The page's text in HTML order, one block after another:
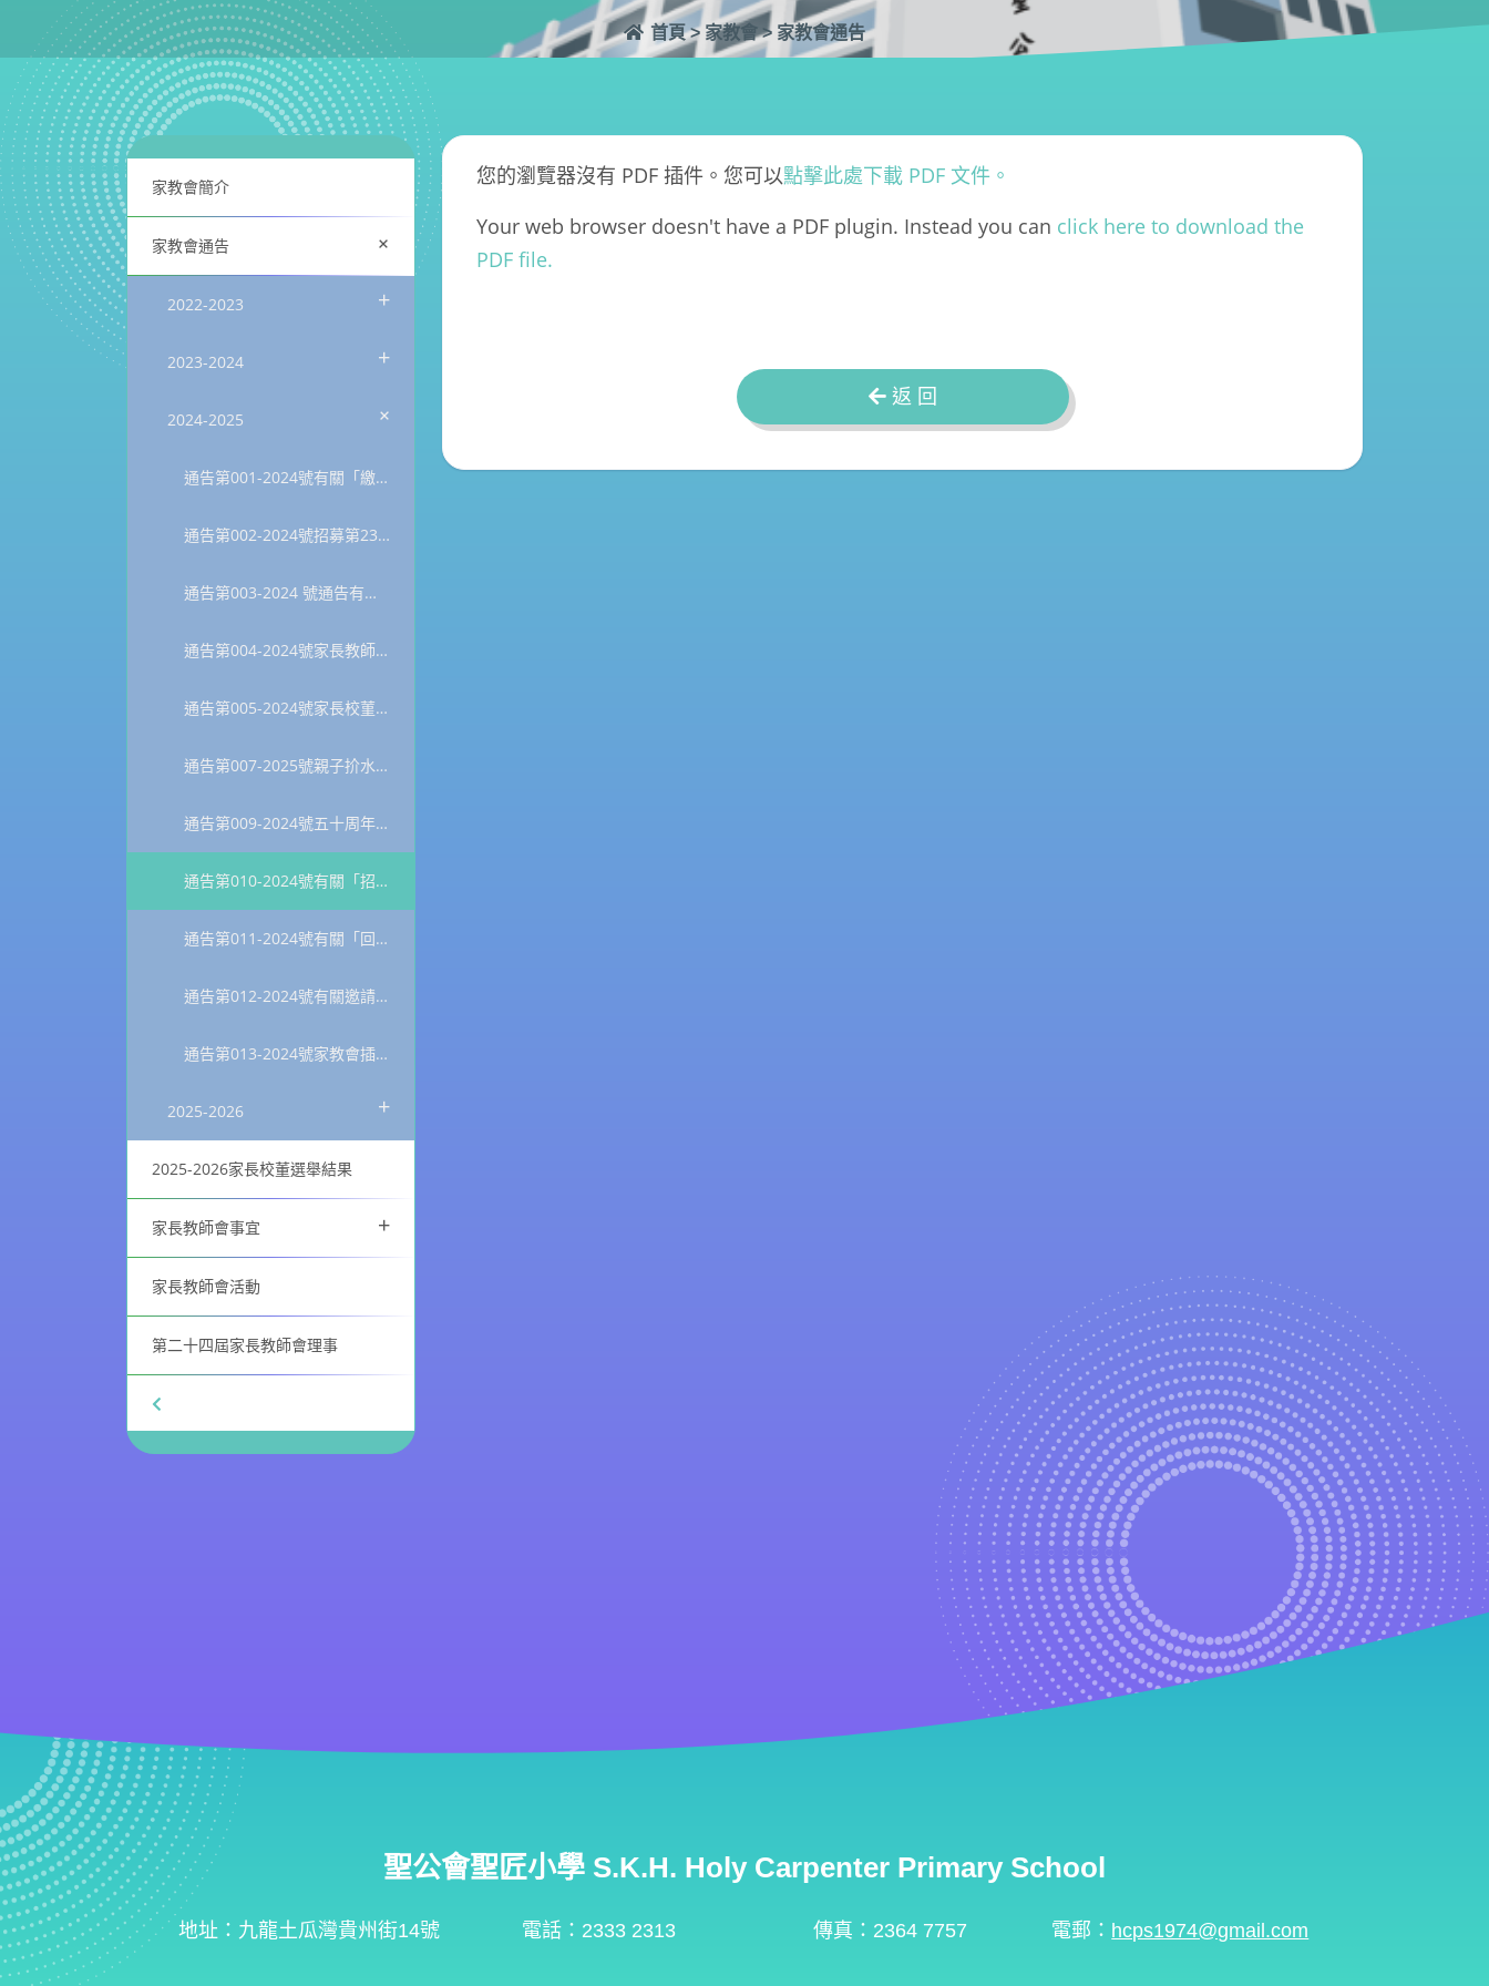
首頁 > 家教會 > 家教會通告
家教會簡介
家教會通告 +
2022-2023 +
2023-2024 +
2024-2025 +
通告第001-2024號有關「繳交家教會會費」事宜
通告第002-2024號招募第23屆常務委員會委員
通告第003-2024 號通告有關「2024-2025學年家長校董選舉」事宜
通告第004-2024號家長教師會周年大會
通告第005-2024號家長校菫選舉另行通告
通告第007-2025號親子扴水仙頭
通告第009-2024號五十周年校慶新春燒烤團拜
通告第010-2024號有關「招募五十周年校慶中華文化日家長義工」事宜
通告第011-2024號有關「回收,轉贈夏季及冬季校服安排」事宜
通告第012-2024號有關邀請擔任學校「水果日」家長義工事宜
通告第013-2024號家教會插花班通知書
2025-2026 +
2025-2026家長校董選舉結果
家長教師會事宜 +
家長教師會活動
第二十四屆家長教師會理事
您的瀏覽器沒有 PDF 插件。您可以點擊此處下載 PDF 文件。
Your web browser doesn't have a PDF plugin. Instead you can click here to download the
PDF file.
返 回
聖公會聖匠小學 S.K.H. Holy Carpenter Primary School
地址：九龍土瓜灣貴州街14號 電話：2333 2313 傳真：2364 7757 電郵： hcps1974@gmail.com